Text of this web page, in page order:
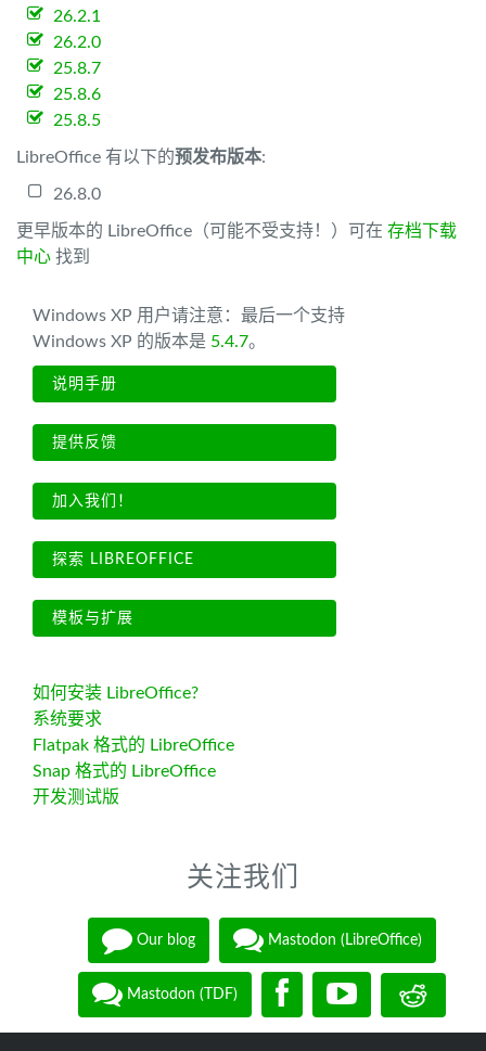
26.2.1
26.2.0
25.8.7
25.8.6
25.8.5
LibreOffice 有以下的预发布版本:
26.8.0
更早版本的 LibreOffice（可能不受支持！）可在 存档下载
中心 找到
Windows XP 用户请注意：最后一个支持
Windows XP 的版本是 5.4.7。
说明手册
提供反馈
加入我们！
探索 LIBREOFFICE
模板与扩展
如何安装 LibreOffice?
系统要求
Flatpak 格式的 LibreOffice
Snap 格式的 LibreOffice
开发测试版
关注我们
Our blog Mastodon (LibreOffice)
Mastodon (TDF)